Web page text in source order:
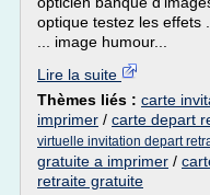
optique testez les effets
... image humour...
Lire la suite
Thèmes liés : carte
imprimer / carte depart
virtuelle invitation depart
gratuite a imprimer /
retraite gratuite